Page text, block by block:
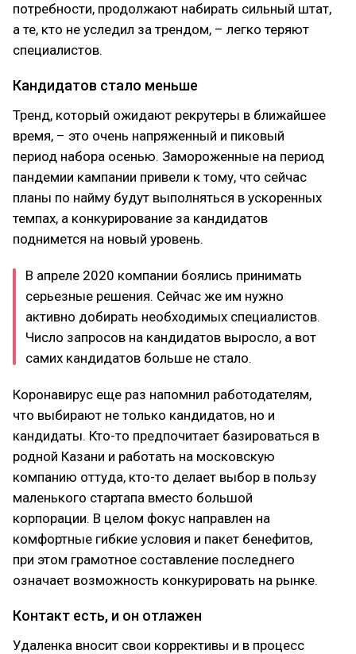
потребности, продолжают набирать сильный штат,
а те, кто не уследил за трендом, – легко теряют
специалистов.
Кандидатов стало меньше
Тренд, который ожидают рекрутеры в ближайшее
время, – это очень напряженный и пиковый
период набора осенью. Замороженные на период
пандемии кампании привели к тому, что сейчас
планы по найму будут выполняться в ускоренных
темпах, а конкурирование за кандидатов
поднимется на новый уровень.
В апреле 2020 компании боялись принимать
серьезные решения. Сейчас же им нужно
активно добирать необходимых специалистов.
Число запросов на кандидатов выросло, а вот
самих кандидатов больше не стало.
Коронавирус еще раз напомнил работодателям,
что выбирают не только кандидатов, но и
кандидаты. Кто-то предпочитает базироваться в
родной Казани и работать на московскую
компанию оттуда, кто-то делает выбор в пользу
маленького стартапа вместо большой
корпорации. В целом фокус направлен на
комфортные гибкие условия и пакет бенефитов,
при этом грамотное составление последнего
означает возможность конкурировать на рынке.
Контакт есть, и он отлажен
Удаленка вносит свои коррективы и в процесс